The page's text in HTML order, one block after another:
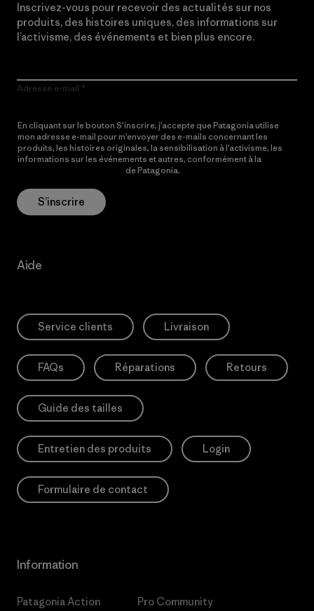
Inscrivez-vous pour recevoir des actualités sur nos
produits, des histoires uniques, des informations sur
l’activisme, des événements et bien plus encore.
Adresse e-mail
En cliquant sur le bouton S’inscrire, j’accepte que Patagonia utilise
mon adresse e-mail pour m’envoyer des e-mails concernant les
produits, les histoires originales, la sensibilisation à l’activisme, les
informations sur les événements et autres, conformément à la
de Patagonia.
S’inscrire
Aide
Service clients Livraison
FAQs Réparations Retours
Guide des tailles
Entretien des produits Login
Formulaire de contact
Information
Patagonia Action
Pro Community